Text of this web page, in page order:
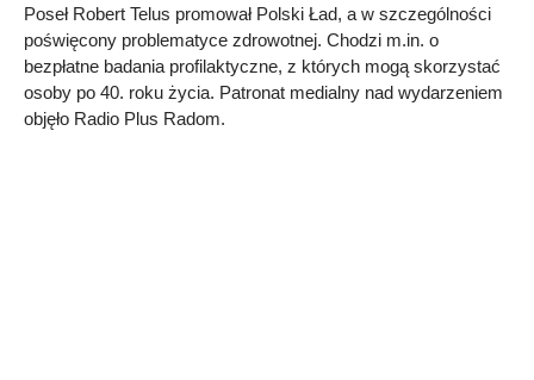
Poseł Robert Telus promował Polski Ład, a w szczególności
poświęcony problematyce zdrowotnej. Chodzi m.in. o
bezpłatne badania profilaktyczne, z których mogą skorzystać
osoby po 40. roku życia. Patronat medialny nad wydarzeniem
objęło Radio Plus Radom.